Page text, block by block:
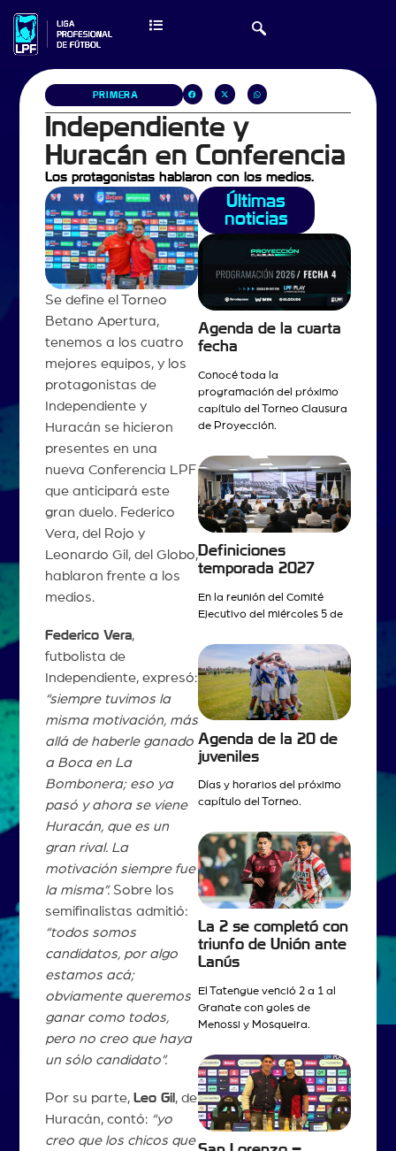
PRIMERA
Independiente y
Huracán en Conferencia
Los protagonistas hablaron con los medios.
Se define el Torneo
Betano Apertura,
tenemos a los cuatro
mejores equipos, y los
protagonistas de
Independiente y
Huracán se hicieron
presentes en una
nueva Conferencia LPF
que anticipará este
gran duelo. Federico
Vera, del Rojo y
Leonardo Gil, del Globo,
hablaron frente a los
medios.
Federico Vera,
futbolista de
Independiente, expresó:
“siempre tuvimos la
misma motivación, más
allá de haberle ganado
a Boca en La
Bombonera; eso ya
pasó y ahora se viene
Huracán, que es un
gran rival. La
motivación siempre fue
la misma”.Sobre los
semifinalistas admitió:
“todos somos
candidatos, por algo
estamos acá;
obviamente queremos
ganar como todos,
pero no creo que haya
un sólo candidato”.
Por su parte, Leo Gil , de
Huracán, contó: “yo
creo que los chicos que
Últimas
noticias
Agenda de la cuarta
fecha
Conocé toda la
programación del próximo
capítulo del Torneo Clausura
de Proyección.
Definiciones
temporada 2027
En la reunión del Comité
Ejecutivo del miércoles 5 de
Agenda de la 20 de
juveniles
Días y horarios del próximo
capítulo del Torneo.
La 2 se completó con
triunfo de Unión ante
Lanús
El Tatengue venció 2 a 1 al
Granate con goles de
Menossi y Mosqueira.